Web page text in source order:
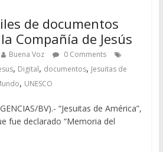
de documentos
Compañía de Jesús
Buena Voz
0 Comments
, Digital, documentos, Jesuitas de
, UNESCO
BV).- “Jesuitas de América”,
fue declarado “Memoria del